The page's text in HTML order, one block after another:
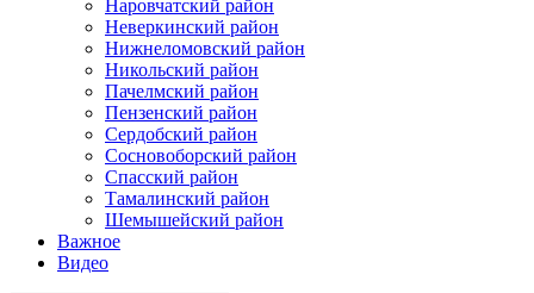
Наровчатский район
Неверкинский район
Нижнеломовский район
Никольский район
Пачелмский район
Пензенский район
Сердобский район
Сосновоборский район
Спасский район
Тамалинский район
Шемышейский район
Важное
Видео